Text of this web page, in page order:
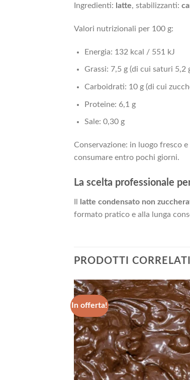
Ingredienti: latte, stabilizzanti:
Valori nutrizionali per 100 g:
Energia: 132 kcal / 551 kJ
Grassi: 7,5 g (di cui saturi 5,2
Carboidrati: 10 g (di cui
Proteine: 6,1 g
Sale: 0,30 g
Conservazione: in luogo fresco
consumare entro pochi giorni.
La scelta professionale
latte condensato non
formato pratico e alla lunga
PRODOTTI CORRELATI
In offerta!
Aggiungi
alla lista
dei
desideri